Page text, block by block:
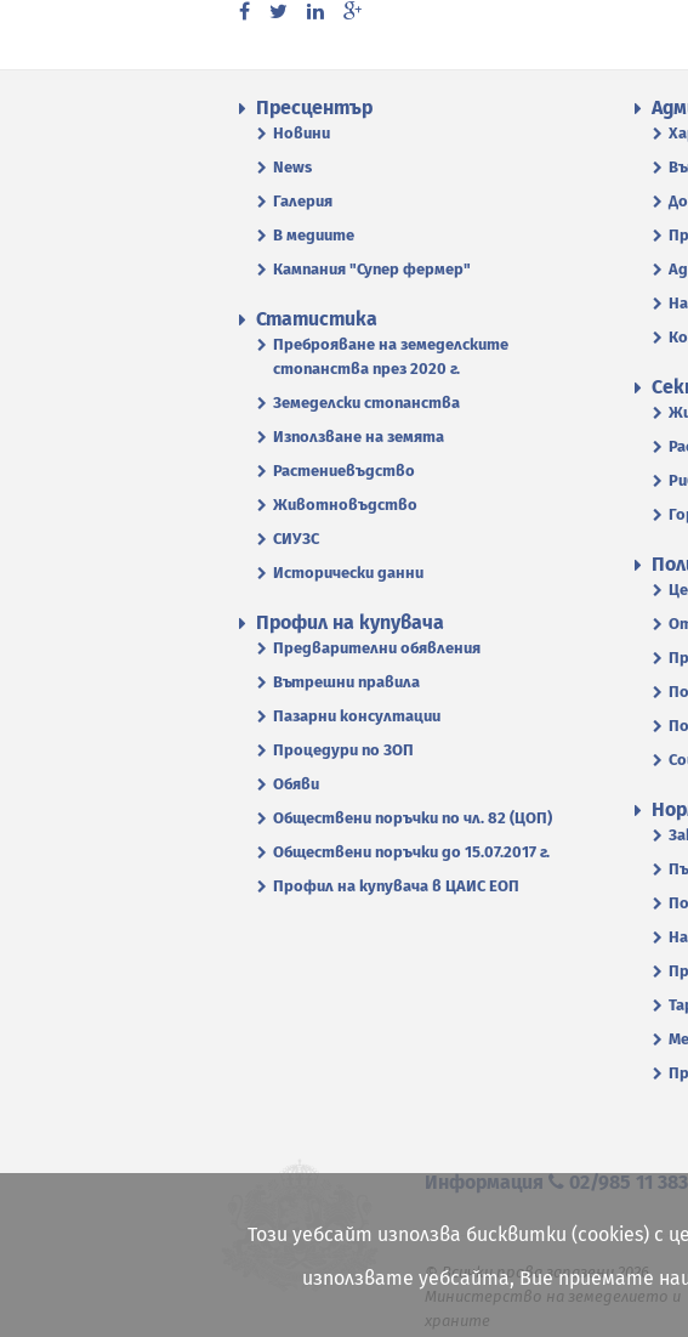
Пресцентър
Новини
News
Галерия
В медиите
Кампания "Супер фермер"
Статистика
Преброяване на земеделските
стопанства през 2020 г.
Земеделски стопанства
Използване на земята
Растениевъдство
Животновъдство
СИУЗС
Исторически данни
Профил на купувача
Предварителни обявления
Вътрешни правила
Пазарни консултации
Процедури по ЗОП
Обяви
Обществени поръчки по чл. 82 (ЦОП)
Обществени поръчки до 15.07.2017 г.
Профил на купувача в ЦАИС ЕОП
Информация 02/985 11 383
© Всички права запазени 2026
Министерство на земеделието и
храните
Този уебсайт използва бисквитки (cookies)
използвате уебсайта, Вие приемате